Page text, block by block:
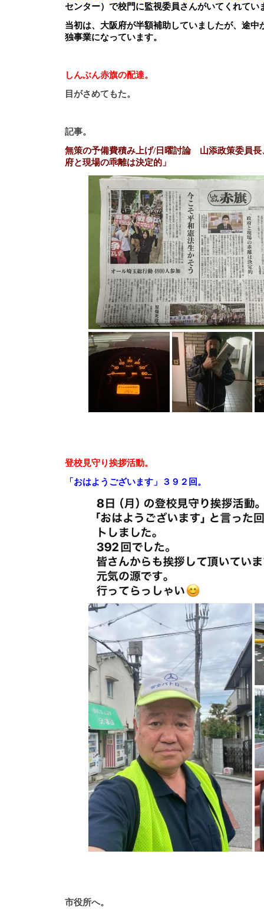
センター）で校門に監視委員さんがいてくれてい
当初は、大阪府が半額補助していましたが、途中
独事業になっています。
しんぶん赤旗の配達。
目がさめてもた。
記事。
無策の予備費積み上げ/日曜討論 山添政策委員長
府と現場の乖離は決定的」
登校見守り挨拶活動。
「おはようございます」３９２回。
市役所へ。